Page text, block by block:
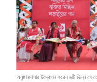
অনুষ্ঠানমালার উদ্বোধন করেন ৬টি ভিন্ন